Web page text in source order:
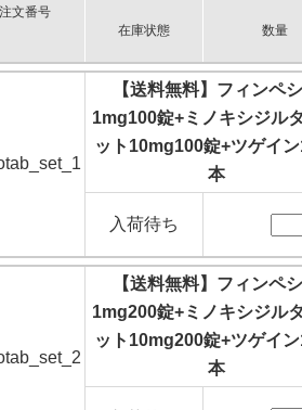
注文番号
在庫状態 数量
【送料無料】フィンペ
1mg100錠+ミノキシジル
ット10mg100錠+ツゲイ
本
入荷待ち
【送料無料】フィンペ
1mg200錠+ミノキシジル
ット10mg200錠+ツゲイ
本